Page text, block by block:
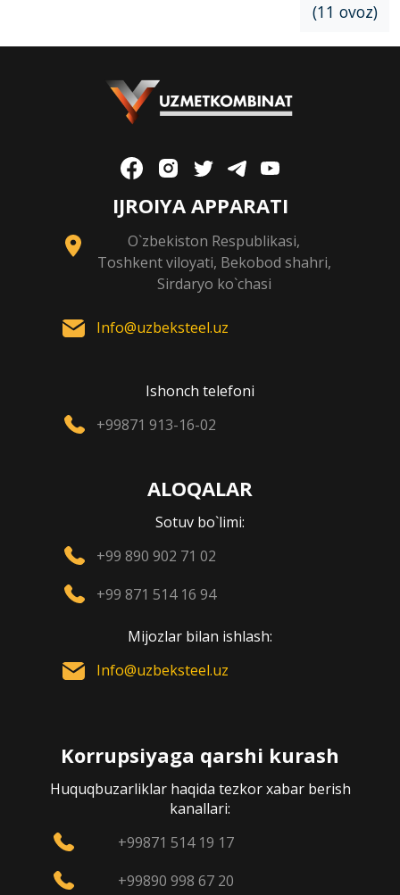
(11 ovoz)
IJROIYA APPARATI
O`zbekiston Respublikasi,
Toshkent viloyati, Bekobod shahri,
Sirdaryo ko`chasi
Info@uzbeksteel.uz
Ishonch telefoni
+99871 913-16-02
ALOQALAR
Sotuv bo`limi:
+99 890 902 71 02
+99 871 514 16 94
Mijozlar bilan ishlash:
Info@uzbeksteel.uz
Korrupsiyaga qarshi kurash
Huquqbuzarliklar haqida tezkor xabar berish
kanallari:
+99871 514 19 17
+99890 998 67 20